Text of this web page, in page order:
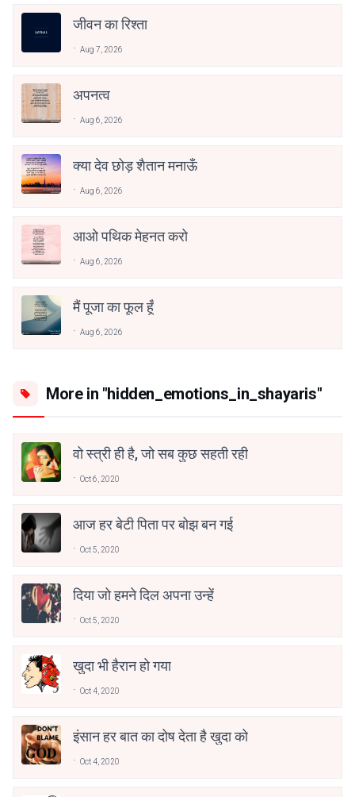
जीवन का रिश्ता
Aug 7, 2026
अपनत्व
Aug 6, 2026
क्या देव छोड़ शैतान मनाऊँ
Aug 6, 2026
आओ पथिक मेहनत करो
Aug 6, 2026
मैं पूजा का फूल हूँ
Aug 6, 2026
More in "hidden_emotions_in_shayaris"
वो स्त्री ही है, जो सब कुछ सहती रही
Oct 6, 2020
आज हर बेटी पिता पर बोझ बन गई
Oct 5, 2020
दिया जो हमने दिल अपना उन्हें
Oct 5, 2020
खुदा भी हैरान हो गया
Oct 4, 2020
इंसान हर बात का दोष देता है खुदा को
Oct 4, 2020